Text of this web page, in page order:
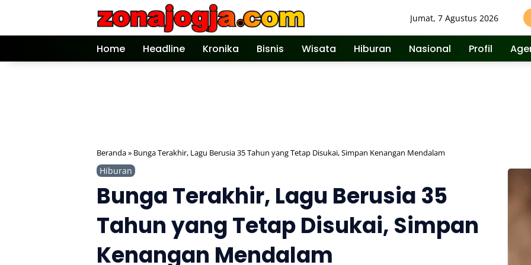
Jumat, 7 Agustus 2026
Home Headline Kronika Bisnis Wisata Hiburan Nasional Profil
Beranda» Bunga Terakhir, Lagu Berusia 35 Tahun yang Tetap Disukai, Simpan Kenangan Mendalam
Hiburan
Bunga Terakhir, Lagu Berusia 35
Tahun yang Tetap Disukai, Simpan
Kenangan Mendalam